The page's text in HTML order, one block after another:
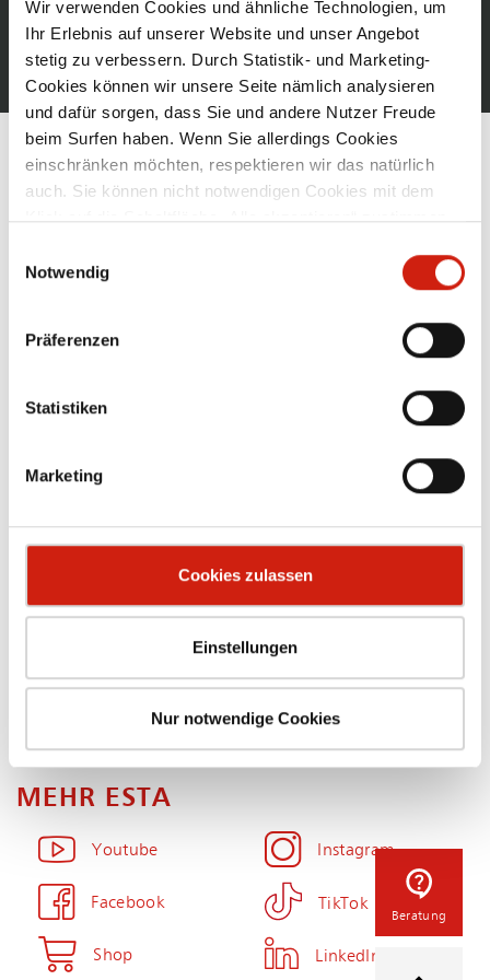
Wir verwenden Cookies und ähnliche Technologien, um
Ihr Erlebnis auf unserer Website und unser Angebot
stetig zu verbessern. Durch Statistik- und Marketing-
Cookies können wir unsere Seite nämlich analysieren
und dafür sorgen, dass Sie und andere Nutzer Freude
beim Surfen haben. Wenn Sie allerdings Cookies
einschränken möchten, respektieren wir das natürlich
auch. Sie können nicht notwendigen Cookies mit dem
Klick auf die Schaltfläche „Alle akzeptieren“ zustimmen
alle Cookies auswählen.
Notwendig
Präferenzen
Statistiken
Marketing
Cookies zulassen
Einstellungen
Nur notwendige Cookies
ZUR ANMELDUNG
KONTAKT
Tel07307 804-0
info@esta.com
Gotenstraße 2-6
Deutschland
SERVICE
Ansprechpartner Coo­kie-Er­klä­rung
Bar­rie­re­frei­heit
Karriere
MEHR ESTA
Youtube
Facebook
Shop
Instagram
TikTok
LinkedIn
Beratung